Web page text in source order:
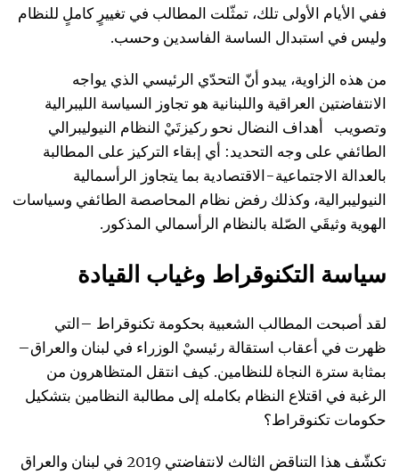
ففي الأيام الأولى تلك، تمثّلت المطالب في تغييرٍ كاملٍ للنظام
وليس في استبدال الساسة الفاسدين وحسب.
من هذه الزاوية، يبدو أنّ التحدّي الرئيسي الذي يواجه
الانتفاضتين العراقية واللبنانية هو تجاوز السياسة الليبرالية
وتصويب أهداف النضال نحو ركيزتَيْ النظام النيوليبرالي
الطائفي على وجه التحديد: أي إبقاء التركيز على المطالبة
بالعدالة الاجتماعية-الاقتصادية بما يتجاوز الرأسمالية
النيوليبرالية، وكذلك رفض نظام المحاصصة الطائفي وسياسات
الهوية وثيقَي الصّلة بالنظام الرأسمالي المذكور.
سياسة التكنوقراط وغياب القيادة
لقد أصبحت المطالب الشعبية بحكومة تكنوقراط –التي
ظهرت في أعقاب استقالة رئيسيْ الوزراء في لبنان والعراق–
بمثابة سترة النجاة للنظامين. كيف انتقل المتظاهرون من
الرغبة في اقتلاع النظام بكامله إلى مطالبة النظامين بتشكيل
حكومات تكنوقراط؟
تكشّف هذا التناقض الثالث لانتفاضتي 2019 في لبنان والعراق